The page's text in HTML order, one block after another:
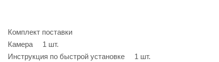
Комплект поставки
Камера 1 шт.
Инструкция по быстрой установке 1 шт.